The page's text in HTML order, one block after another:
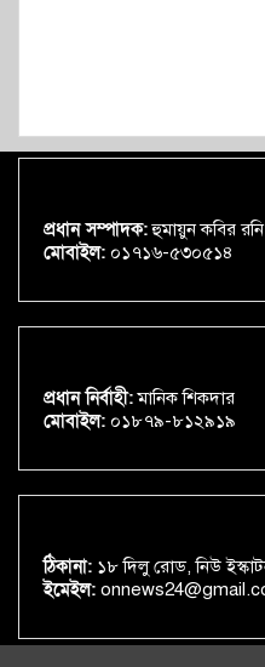
প্রধান সম্পাদক:হুমায়ুন কবির রনি
মোবাইল: ০১৭১৬-৫৩০৫১৪
প্রধান নির্বাহী:মানিক শিকদার
মোবাইল: ০১৮৭৯-৮১২৯১৯
ঠিকানা: ১৮ দিলু রোড, নিউ
ইমেইল: